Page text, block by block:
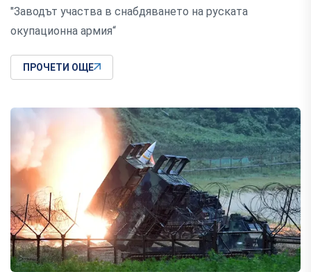
"Заводът участва в снабдяването на руската
окупационна армия“
ПРОЧЕТИ ОЩЕ